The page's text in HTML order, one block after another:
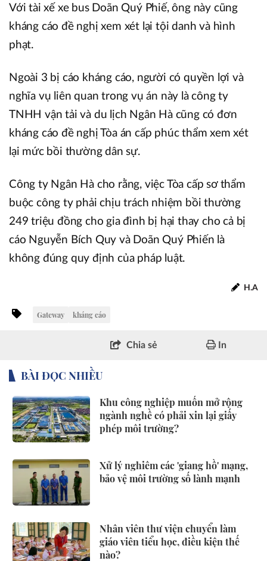
Với tài xế xe bus Doãn Quý Phiế, ông này cũng
kháng cáo đề nghị xem xét lại tội danh và hình
phạt.
Ngoài 3 bị cáo kháng cáo, người có quyền lợi và
nghĩa vụ liên quan trong vụ án này là công ty
TNHH vận tải và du lịch Ngân Hà cũng có đơn
kháng cáo đề nghị Tòa án cấp phúc thẩm xem xét
lại mức bồi thường dân sự.
Công ty Ngân Hà cho rằng, việc Tòa cấp sơ thẩm
buộc công ty phải chịu trách nhiệm bồi thường
249 triệu đồng cho gia đình bị hại thay cho cả bị
cáo Nguyễn Bích Quy và Doãn Quý Phiến là
không đúng quy định của pháp luật.
H.A
Gateway kháng cáo
Chia sẻ In
BÀI ĐỌC NHIỀU
Khu công nghiệp muốn mở rộng
ngành nghề có phải xin lại giấy
phép môi trường?
Xử lý nghiêm các 'giang hồ' mạng,
bảo vệ môi trường số lành mạnh
Nhân viên thư viện chuyển làm
giáo viên tiểu học, điều kiện thế
nào?